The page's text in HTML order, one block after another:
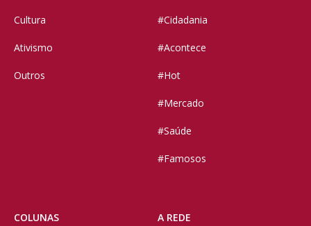
Cultura
Ativismo
Outros
#Cidadania
#Acontece
#Hot
#Mercado
#Saúde
#Famosos
COLUNAS A REDE